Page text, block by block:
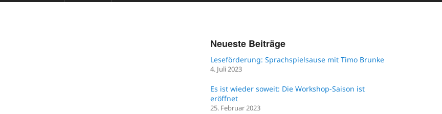
Neueste Beiträge
Leseförderung: Sprachspielsause mit Timo Brunke
4. Juli 2023
Es ist wieder soweit: Die Workshop-Saison ist
eröffnet
25. Februar 2023